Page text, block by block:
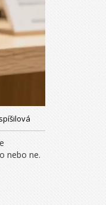
nebo ne.